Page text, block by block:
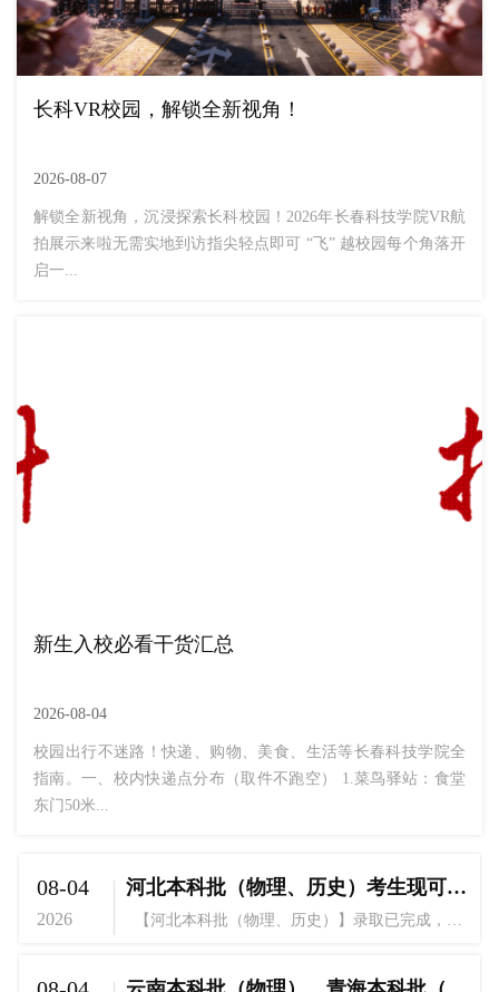
长科VR校园，解锁全新视角！
2026-08-07
解锁全新视角，沉浸探索长科校园！2026年长春科技学院VR航
拍展示来啦无需实地到访指尖轻点即可 “飞” 越校园每个角落开
启一...
新生入校必看干货汇总
2026-08-04
校园出行不迷路！快递、购物、美食、生活等长春科技学院全
指南。一、校内快递点分布（取件不跑空） 1.菜鸟驿站：食堂
东门50米...
08-04
2026
河北本科批（物理、历史）考生现可查询长春科技学院2026年录取情况